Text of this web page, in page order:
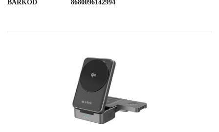
BARKOD 8680096142994